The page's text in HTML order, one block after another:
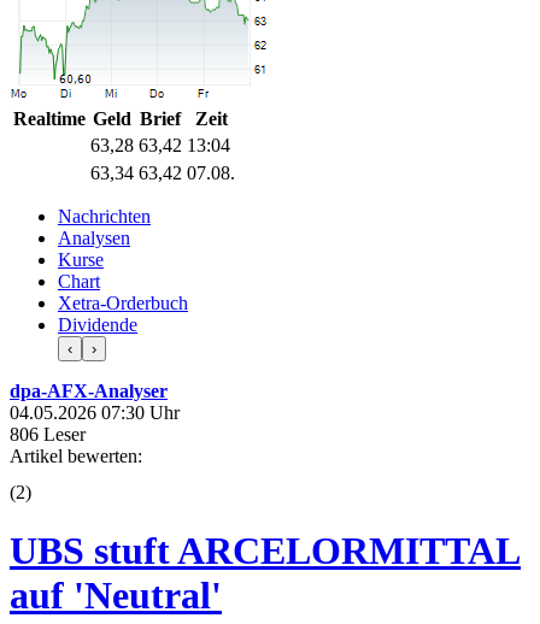
Realtime Geld Brief
Zeit
63,28 63,42 13:04
63,34 63,42 07.08.
Nachrichten
Analysen
Kurse
Chart
Xetra-Orderbuch
Dividende
‹ ›
dpa-AFX-Analyser
04.05.2026 07:30 Uhr
806 Leser
Artikel bewerten:
(2)
UBS stuft ARCELORMITTAL
auf 'Neutral'